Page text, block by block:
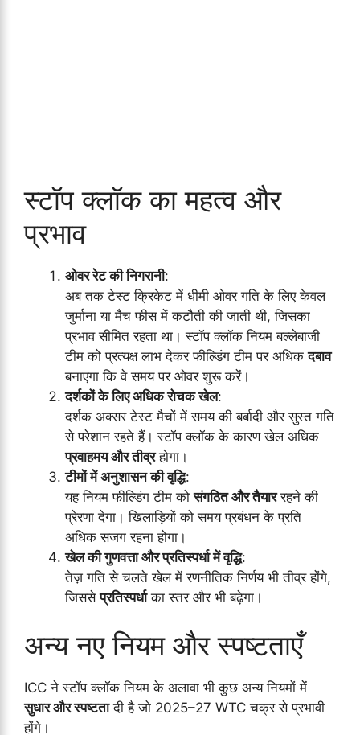
स्टॉप क्लॉक का महत्व और
प्रभाव
ओवर रेट की निगरानी:
अब तक टेस्ट क्रिकेट में धीमी ओवर गति के लिए केवल
जुर्माना या मैच फीस में कटौती की जाती थी, जिसका
प्रभाव सीमित रहता था। स्टॉप क्लॉक नियम बल्लेबाजी
टीम को प्रत्यक्ष लाभ देकर फील्डिंग टीम पर अधिकदबाव
बनाएगा कि वे समय पर ओवर शुरू करें।
दर्शकों के लिए अधिक रोचक खेल:
दर्शक अक्सर टेस्ट मैचों में समय की बर्बादी और सुस्त गति
से परेशान रहते हैं। स्टॉप क्लॉक के कारण खेल अधिक
प्रवाहमय और तीव्रहोगा।
टीमों में अनुशासन की वृद्धि:
यह नियम फील्डिंग टीम कोसंगठित और तैयाररहने की
प्रेरणा देगा। खिलाड़ियों को समय प्रबंधन के प्रति
अधिक सजग रहना होगा।
खेल की गुणवत्ता और प्रतिस्पर्धा में वृद्धि:
तेज़ गति से चलते खेल में रणनीतिक निर्णय भी तीव्र होंगे,
जिससेप्रतिस्पर्धाका स्तर और भी बढ़ेगा।
अन्य नए नियम और स्पष्टताएँ
ICC ने स्टॉप क्लॉक नियम के अलावा भी कुछ अन्य नियमों में
सुधार और स्पष्टतादी है जो 2025–27 WTC चक्र से प्रभावी
होंगे।